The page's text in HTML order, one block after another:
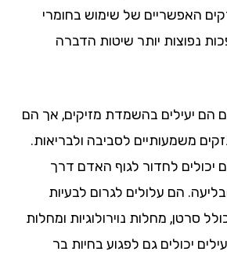
האפשריים של שימוש בחומרי
נפוצות יותר שיטות הדברה
הם יעילים בהשמדת מזיקים, אך הם
משמעותיים לסביבה ולבריאות.
יכולים לחדור לגוף האדם דרך
הם עלולים לגרום לבעיות
סרטן, מחלות נוירולוגיות ומחלות
יכולים גם לפגוע בחיות בר